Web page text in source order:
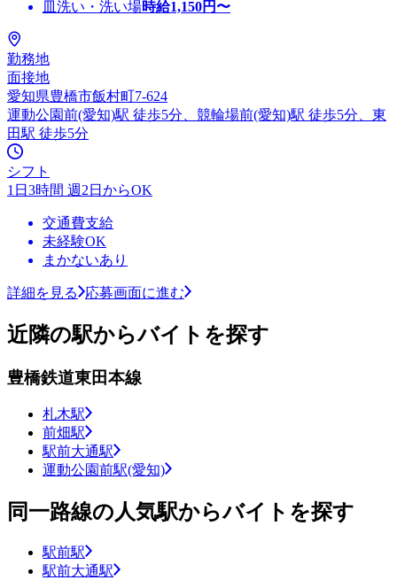
皿洗い・洗い場時給1,150円〜
勤務地
面接地
愛知県豊橋市飯村町7-624
運動公園前(愛知)駅 徒歩5分、競輪場前(愛知)駅 徒歩5分、東
田駅 徒歩5分
シフト
1日3時間 週2日からOK
交通費支給
未経験OK
まかないあり
詳細を見る 応募画面に進む
近隣の駅からバイトを探す
豊橋鉄道東田本線
札木駅
前畑駅
駅前大通駅
運動公園前駅(愛知)
同一路線の人気駅からバイトを探す
駅前駅
駅前大通駅